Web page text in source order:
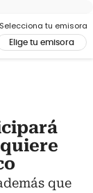
Selecciona tu emisora
Elige tu emisora
que